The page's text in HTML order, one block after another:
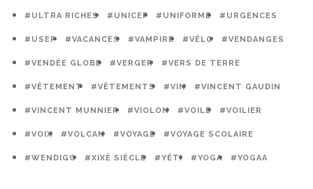
#ULTRA RICHES #UNICEF #UNIFORME #URGENCES
#USEP #VACANCES #VAMPIRE #VÉLO #VENDANGES
#VENDÉE GLOBE #VERGER #VERS DE TERRE
#VÊTEMENT #VÊTEMENTS #VIN #VINCENT GAUDIN
#VINCENT MUNNIER #VIOLON #VOILE #VOILIER
#VOIX #VOLCAN #VOYAGE #VOYAGE SCOLAIRE
#WENDIGO #XIXÈ SIÈCLE #YÉTI #YOGA #YOGAA